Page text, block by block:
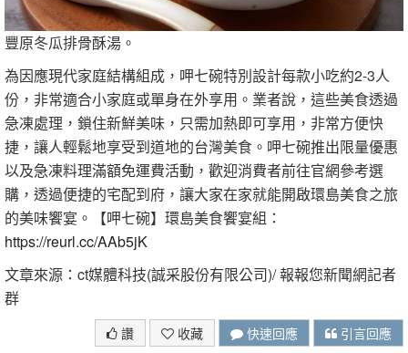
豐原冬瓜排骨酥湯。
為因應現代家庭結構組成，呷七碗特別設計每款小吃約2-3人
份，非常適合小家庭或單身在外享用。業者說，這些美食透過
急凍處理，鎖住新鮮美味，只需加熱即可享用，非常方便快
捷，讓人輕鬆地享受到道地的台灣美食。呷七碗推出限量優惠
以及急凍料理滿額免運費活動，歡迎消費者前往官網參考選
購，透過便捷的宅配到府，讓大家在家就能開啟環島美食之旅
的美味饗宴。【呷七碗】環島美食饗宴組：
https://reurl.cc/AAb5jK
文章來源：ct媒體科技(誠采股份有限公司)/ 報報您新聞網記者
群
讚 收藏 快速回應 引言回應